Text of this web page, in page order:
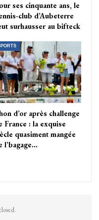
ses cinquante ans, le
club d’Aubeterre
surhausser au bifteck
d’or après challenge
France : la exquise
quasiment mangée
l’bagage…